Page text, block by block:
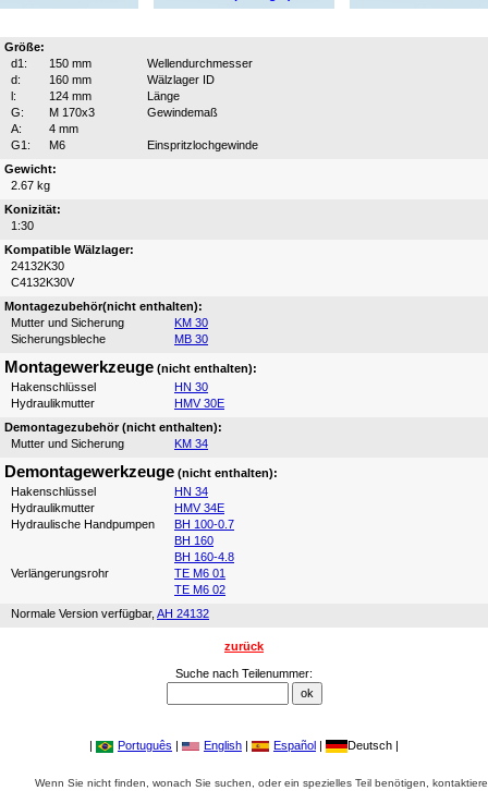
Größe:
d1:
150 mm
Wellendurchmesser
d:
160 mm
Wälzlager ID
l:
124 mm
Länge
G:
M 170x3
Gewindemaß
A:
4 mm
G1:
M6
Einspritzlochgewinde
Gewicht:
2.67 kg
Konizität:
1:30
Kompatible Wälzlager:
24132K30
C4132K30V
Montagezubehör(nicht enthalten):
Mutter und Sicherung
KM 30
Sicherungsbleche
MB 30
Montagewerkzeuge (nicht enthalten):
Hakenschlüssel
HN 30
Hydraulikmutter
HMV 30E
Demontagezubehör (nicht enthalten):
Mutter und Sicherung
KM 34
Demontagewerkzeuge (nicht enthalten):
Hakenschlüssel
HN 34
Hydraulikmutter
HMV 34E
Hydraulische Handpumpen
BH 100-0.7
BH 160
BH 160-4.8
Verlängerungsrohr
TE M6 01
TE M6 02
Normale Version verfügbar, AH 24132
zurück
Suche nach Teilenummer:
| Português | English | Español | Deutsch |
Wenn Sie nicht finden, wonach Sie suchen, oder ein spezielles Teil benötigen,